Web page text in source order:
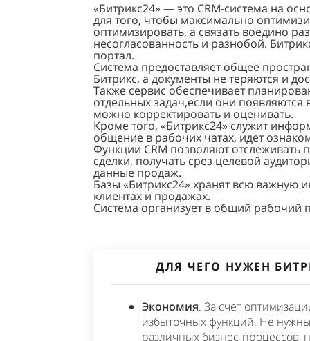
«Битрикс24» — это CRM-система на
для того, чтобы максимально
оптимизировать, а связать воедино
несогласованность и разнобой.
портал.
Система предоставляет общее
Битрикс, а документы не теряются и
Также сервис обеспечивает
отдельных задач,если они
можно корректировать и оценивать.
Кроме того, «Битрикс24» служит
общение в рабочих чатах, идет
Функции CRM позволяют
сделки, получать срез целевой
данные продаж.
Базы «Битрикс24» хранят всю важную
клиентах и продажах.
Система организует в общий
ДЛЯ ЧЕГО НУЖЕН
Экономия. За счет
избыточных функций. Не
различных бизнес-процессов,